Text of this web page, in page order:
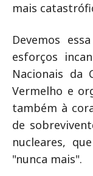
mais
Devemos
esforços
Nacionais da
Vermelho e
também à
de
nucleares,
"nunca mais".